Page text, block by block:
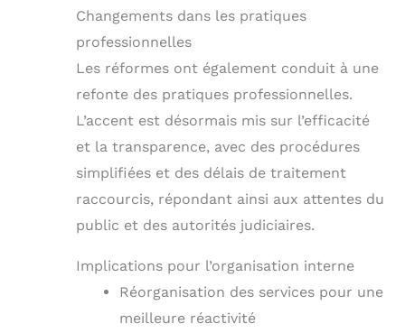
Changements dans les pratiques
professionnelles
Les réformes ont également conduit à une
refonte des pratiques professionnelles.
L’accent est désormais mis sur l’efficacité
et la transparence, avec des procédures
simplifiées et des délais de traitement
raccourcis, répondant ainsi aux attentes du
public et des autorités judiciaires.
Implications pour l’organisation interne
Réorganisation des services pour une
meilleure réactivité